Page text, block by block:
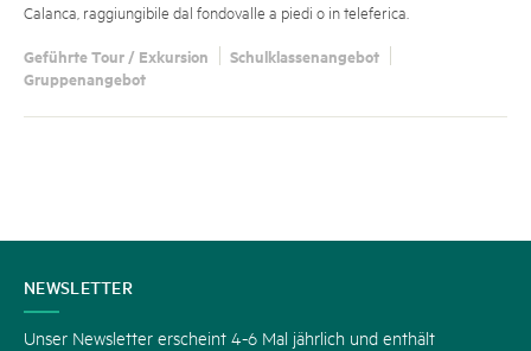
Calanca, raggiungibile dal fondovalle a piedi o in teleferica.
Geführte Tour / Exkursion
Schulklassenangebot
Gruppenangebot
KONTAKT
NEWSLETTER
Unser Newsletter erscheint 4-6 Mal jährlich und enthält